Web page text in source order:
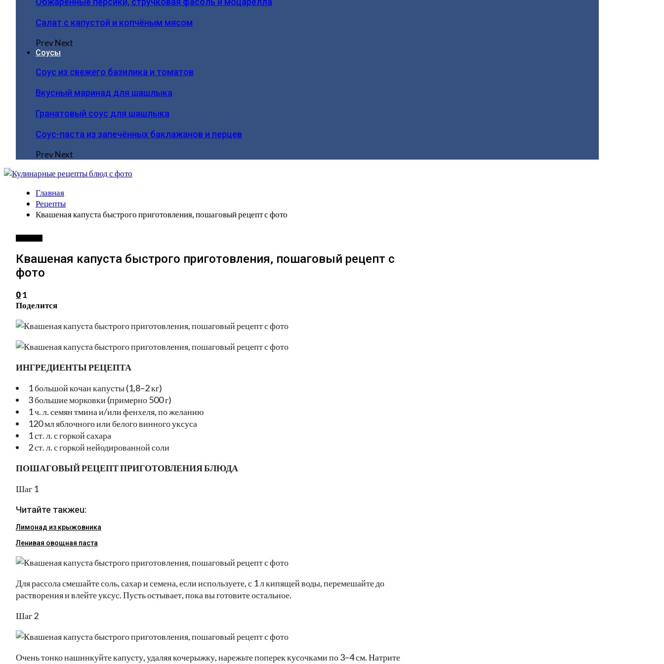
Салат с капустой и копчёным мясом
PrevNext
Соусы
Соус из свежего базилика и томатов
Вкусный маринад для шашлыка
Гранатовый соус для шашлыка
Соус-паста из запечённых баклажанов и перцев
PrevNext
Главная
Рецепты
Квашеная капуста быстрого приготовления, пошаговый рецепт с фото
Квашеная капуста быстрого приготовления, пошаговый рецепт с
фото
0 1
Поделится
ИНГРЕДИЕНТЫ РЕЦЕПТА
1 большой кочан капусты (1,8–2 кг)
3 большие морковки (примерно 500 г)
1 ч. л. семян тмина и/или фенхеля, по желанию
120 мл яблочного или белого винного уксуса
1 ст. л. с горкой сахара
2 ст. л. с горкой нейодированной соли
ПОШАГОВЫЙ РЕЦЕПТ ПРИГОТОВЛЕНИЯ БЛЮДА
Шаг 1
Читайте такжеu:
Лимонад из крыжовника
Ленивая овощная паста
Для рассола смешайте соль, сахар и семена, если используете, с 1 л кипящей воды, перемешайте до
растворения и влейте уксус. Пусть остывает, пока вы готовите остальное.
Шаг 2
Очень тонко нашинкуйте капусту, удаляя кочерыжку, нарежьте поперек кусочками по 3–4 см. Натрите